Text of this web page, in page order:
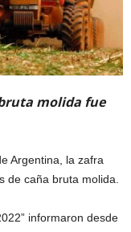
molida fue
Argentina, la zafra
de caña bruta molida.
informaron desde